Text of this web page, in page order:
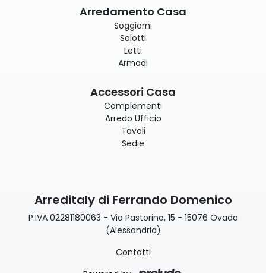
Arredamento Casa
Soggiorni
Salotti
Letti
Armadi
Accessori Casa
Complementi
Arredo Ufficio
Tavoli
Sedie
Arreditaly di Ferrando Domenico
P.IVA 02281180063 - Via Pastorino, 15 - 15076 Ovada
(Alessandria)
Contatti